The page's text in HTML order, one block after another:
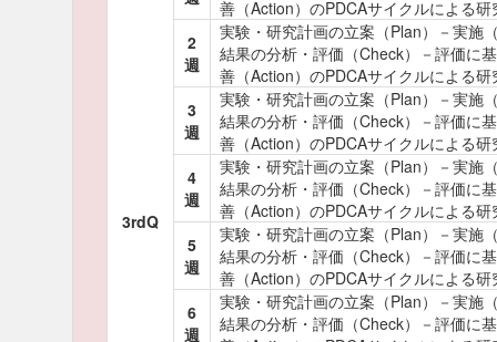
3rdQ
善（Action）のPDCAサイクルによる研
2
週
実験・研究計画の立案（Plan）－実施
結果の分析・評価（Check）－評価に
善（Action）のPDCAサイクルによる研
3
週
実験・研究計画の立案（Plan）－実施
結果の分析・評価（Check）－評価に
善（Action）のPDCAサイクルによる研
4
週
実験・研究計画の立案（Plan）－実施
結果の分析・評価（Check）－評価に
善（Action）のPDCAサイクルによる研
5
週
実験・研究計画の立案（Plan）－実施
結果の分析・評価（Check）－評価に
善（Action）のPDCAサイクルによる研
6
週
実験・研究計画の立案（Plan）－実施
結果の分析・評価（Check）－評価に